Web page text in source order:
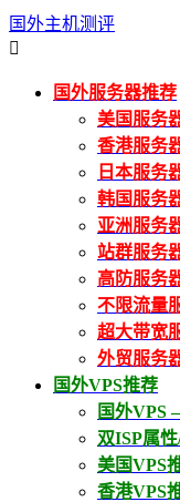
国外主机测评

国外服务器推荐
美国服务
香港服务
日本服务
韩国服务
亚洲服务
站群服务
高防服务
不限流量
超大带宽
外贸服务
国外VPS推荐
国外VPS
双ISP属
美国VPS
香港VPS